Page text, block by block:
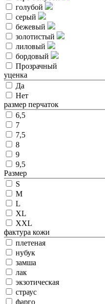
голубой
серый
бежевый
золотистый
лиловый
бордовый
Прозрачный
уценка
Да
Нет
размер перчаток
6,5
7
7,5
8
9
9,5
Размер
S
M
L
XL
XXL
фактура кожи
плетеная
нубук
замша
лак
экзотическая
страус
фарго